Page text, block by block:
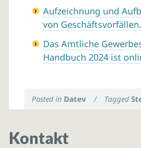
Aufzeichnung und
von
Das Amtliche
Handbuch 2024 ist
Posted in Datev / Tagged
Kontakt